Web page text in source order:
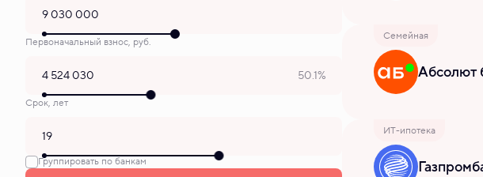
Первоначальный взнос, руб.
50.1%
Срок, лет
Группировать по банкам
Семейная
Абсолют
ИТ-ипотека